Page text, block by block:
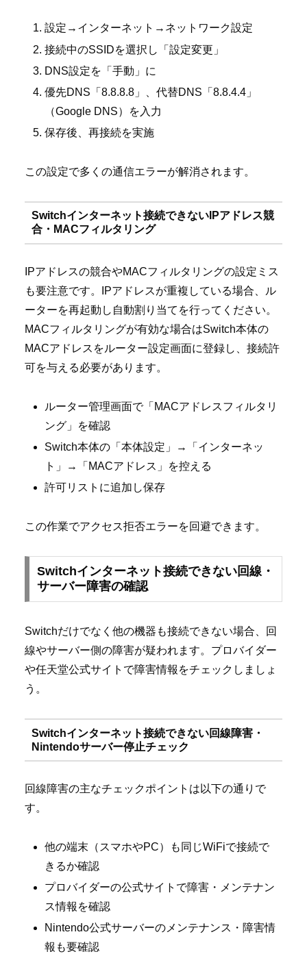
設定→インターネット→ネットワーク設定
接続中のSSIDを選択し「設定変更」
DNS設定を「手動」に
優先DNS「8.8.8.8」、代替DNS「8.8.4.4」
（Google DNS）を入力
保存後、再接続を実施
この設定で多くの通信エラーが解消されます。
Switchインターネット接続できないIPアドレス競
合・MACフィルタリング
IPアドレスの競合やMACフィルタリングの設定ミス
も要注意です。IPアドレスが重複している場合、ル
ーターを再起動し自動割り当てを行ってください。
MACフィルタリングが有効な場合はSwitch本体の
MACアドレスをルーター設定画面に登録し、接続許
可を与える必要があります。
ルーター管理画面で「MACアドレスフィルタリ
ング」を確認
Switch本体の「本体設定」→「インターネッ
ト」→「MACアドレス」を控える
許可リストに追加し保存
この作業でアクセス拒否エラーを回避できます。
Switchインターネット接続できない回線・
サーバー障害の確認
Switchだけでなく他の機器も接続できない場合、回
線やサーバー側の障害が疑われます。プロバイダー
や任天堂公式サイトで障害情報をチェックしましょ
う。
Switchインターネット接続できない回線障害・
Nintendoサーバー停止チェック
回線障害の主なチェックポイントは以下の通りで
す。
他の端末（スマホやPC）も同じWiFiで接続で
きるか確認
プロバイダーの公式サイトで障害・メンテナン
ス情報を確認
Nintendo公式サーバーのメンテナンス・障害情
報も要確認